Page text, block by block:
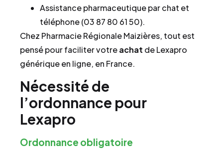
Assistance pharmaceutique par chat et
téléphone (03 87 80 61 50).
Chez Pharmacie Régionale Maizières, tout est
pensé pour faciliter votreachat de Lexapro
générique en ligne, en France.
Nécessité de
l’ordonnance pour
Lexapro
Ordonnance obligatoire